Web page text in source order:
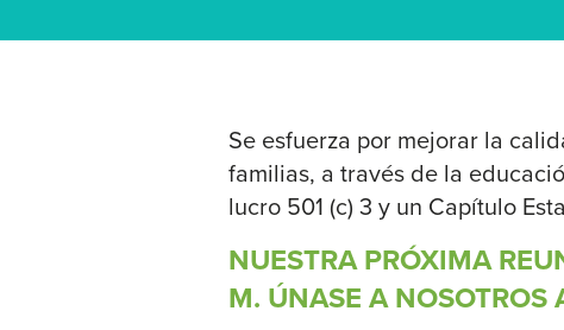
Se esfuerza por mejorar la
familias, a través de la
lucro 501 (c) 3 y un Capítulo
NUESTRA PRÓXIMA
M. ÚNASE A